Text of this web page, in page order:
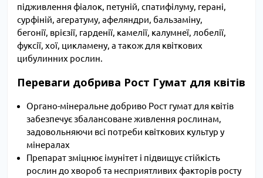
підживлення фіалок, петуній, спатифілуму, герані,
сурфіній, агератуму, афеляндри, бальзаміну,
бегонії, врієзії, гарденії, камелії, калумнеї, лобелії,
фуксії, хої, цикламену, а також для квіткових
цибулинних рослин.
Переваги добрива Рост Гумат для квітів
Органо-мінеральне добриво Рост гумат для квітів
забезпечує збалансоване живлення рослинам,
задовольняючи всі потреби квіткових культур у
мінералах
Препарат зміцнює імунітет і підвищує стійкість
рослин до хвороб та несприятливих факторів росту